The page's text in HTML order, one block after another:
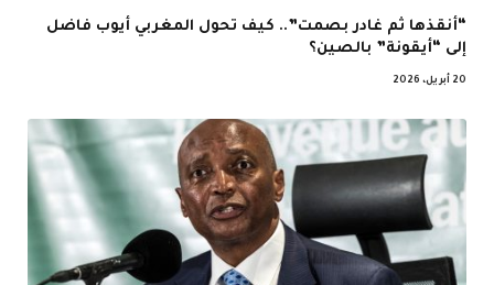
“أنقذها ثم غادر بصمت”.. كيف تحول المغربي أيوب فاضل
إلى “أيقونة” بالصين؟
20 أبريل، 2026